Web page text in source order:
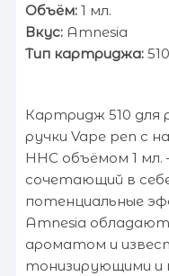
Объём:1 мл.
Вкус: Amnesia
Тип картриджа: 510
Картридж 510 для
ручки Vape pen с
HHC объёмом 1
сочетающий в
потенциальные
Amnesia
ароматом и
тонизирующими и